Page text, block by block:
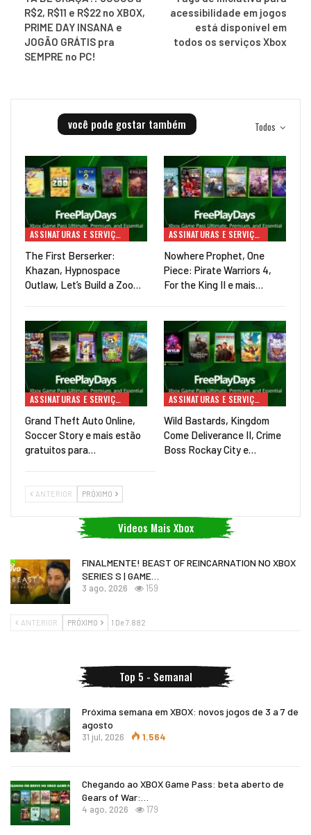
R$2, R$11 e R$22 no XBOX,
PRIME DAY INSANA e
JOGÃO GRÁTIS pra
SEMPRE no PC!
acessibilidade em jogos
está disponível em
todos os serviços Xbox
Todos
você pode gostar também
ASSINATURAS E SERVIÇOS
The First Berserker:
Khazan, Hypnospace
Outlaw, Let’s Build a Zoo…
ASSINATURAS E SERVIÇOS
Nowhere Prophet, One
Piece: Pirate Warriors 4,
For the King II e mais…
ASSINATURAS E SERVIÇOS
Grand Theft Auto Online,
Soccer Story e mais estão
gratuitos para…
ASSINATURAS E SERVIÇOS
Wild Bastards, Kingdom
Come Deliverance II, Crime
Boss Rockay City e…
ANTERIOR PRÓXIMO
Videos Mais Xbox
FINALMENTE! BEAST OF REINCARNATION NO XBOX
SERIES S | GAME…
3 ago, 2026 159
ANTERIOR PRÓXIMO 1 De 7.882
Top 5 - Semanal
Próxima semana em XBOX: novos jogos de 3 a 7 de
agosto
31 jul, 2026 1.564
Chegando ao XBOX Game Pass: beta aberto de
Gears of War:…
4 ago, 2026 179